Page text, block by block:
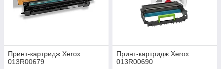
Принт-картридж Xerox
013R00679
Принт-картридж Xerox
013R00690